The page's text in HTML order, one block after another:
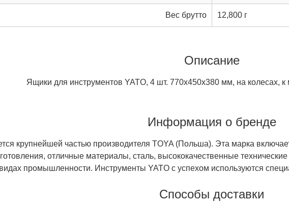
Вес брутто 12,800 г
Описание
Ящики для инструментов YATO, 4 шт. 770х450х380 мм, на колесах,
Информация о бренде
крупнейшей частью производителя TOYA (Польша). Эта марка
отличные материалы, сталь, высококачественные
промышленности. Инструменты YATO с успехом используются
Способы доставки